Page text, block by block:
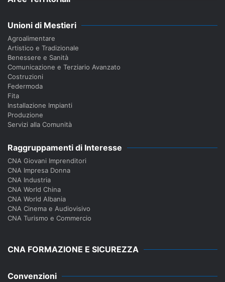
Unioni di Mestieri
Agroalimentare
Artistico e Tradizionale
Benessere e Sanità
Comunicazione e Terziario Avanzato
Costruzioni
Federmoda
Fita
Installazione Impianti
Produzione
Servizi alla Comunità
Raggruppamenti di Interesse
CNA Giovani Imprenditori
CNA Impresa Donna
CNA Industria
CNA World China
CNA World Albania
CNA Cinema e Audiovisivo
CNA Turismo e Commercio
CNA FORMAZIONE E SICUREZZA
Convenzioni